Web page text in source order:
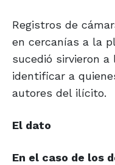
Registros de
en cercanías a la
sucedió sirvieron
identificar a
autores del ilícito.
El dato
En el caso de los